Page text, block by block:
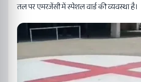
तल पर एमरजेंसी में स्पेशल वार्ड की व्यवस्था है।